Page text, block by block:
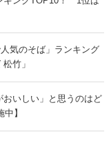
気のそば」ランキング
竹」
おいしい」と思うのはど
】